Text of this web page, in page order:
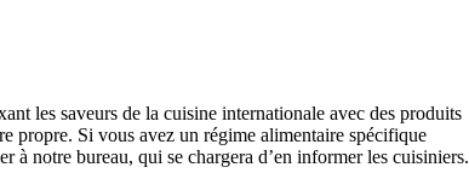
les saveurs de la cuisine internationale avec des produits
propre. Si vous avez un régime alimentaire spécifique
à notre bureau, qui se chargera d’en informer les cuisiniers.